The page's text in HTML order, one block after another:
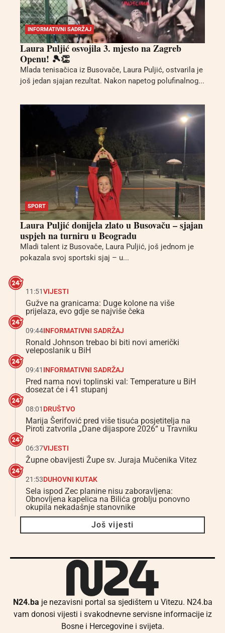
INFORMATIVNI SADRŽAJ
Laura Puljić osvojila 3. mjesto na Zagreb
Openu! 🎾👏
Mlada tenisačica iz Busovače, Laura Puljić, ostvarila je
još jedan sjajan rezultat. Nakon napetog polufinalnog...
SPORT
Laura Puljić donijela zlato u Busovaču – sjajan
uspjeh na turniru u Beogradu
Mladi talent iz Busovače, Laura Puljić, još jednom je
pokazala svoj sportski sjaj – u...
11:51VIJESTI
Gužve na granicama: Duge kolone na više
prijelaza, evo gdje se najviše čeka
09:44INFORMATIVNI SADRŽAJ
Ronald Johnson trebao bi biti novi američki
veleposlanik u BiH
09:41 INFORMATIVNI SADRŽAJ
Pred nama novi toplinski val: Temperature u BiH
dosezat će i 41 stupanj
08:01 DRUŠTVO
Marija Šerifović pred više tisuća posjetitelja na
Piroti zatvorila „Dane dijaspore 2026“ u Travniku
06:37VIJESTI
Župne obavijesti Župe sv. Juraja Mučenika Vitez
21:53DUHOVNI KUTAK
Sela ispod Zec planine nisu zaboravljena:
Obnovljena kapelica na Bilića groblju ponovno
okupila nekadašnje stanovnike
Još vijesti
N24.ba je nezavisni portal sa sjedištem u Vitezu. N24.ba
vam donosi vijesti i svakodnevne servisne informacije iz
Bosne i Hercegovine i svijeta.